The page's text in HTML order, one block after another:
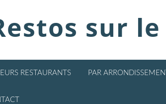
sur
RESTAURANTS PAR ARRONDISSEMENT